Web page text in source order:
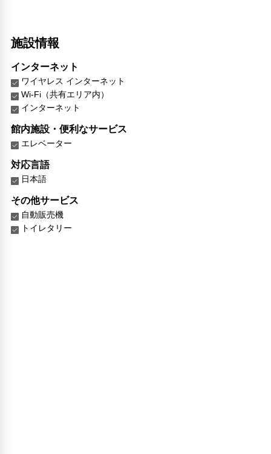
施設情報
インターネット
ワイヤレス インターネット
Wi-Fi（共有エリア内）
インターネット
館内施設・便利なサービス
エレベーター
対応言語
日本語
その他サービス
自動販売機
トイレタリー